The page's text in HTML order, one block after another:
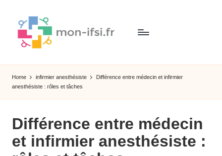
content
M
o
n
if
si
monde
médicaux
:
votre
guide
Home infirmier anesthésiste
Différence entre médecin et infirmier
anesthésiste : rôles et tâches
Différence entre médecin
et infirmier anesthésiste :